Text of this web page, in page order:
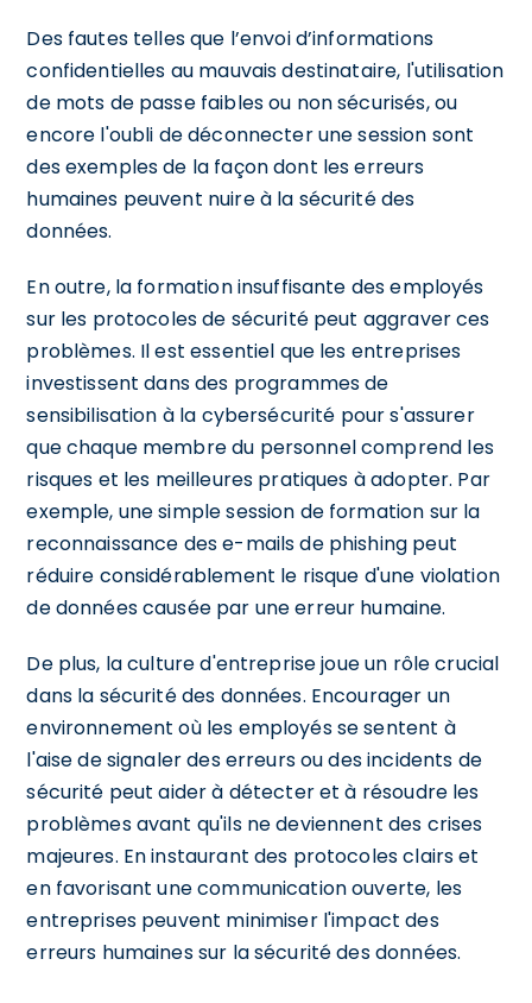
Des fautes telles que l’envoi d’informations
confidentielles au mauvais destinataire, l'utilisation
de mots de passe faibles ou non sécurisés, ou
encore l'oubli de déconnecter une session sont
des exemples de la façon dont les erreurs
humaines peuvent nuire à la sécurité des
données.
En outre, la formation insuffisante des employés
sur les protocoles de sécurité peut aggraver ces
problèmes. Il est essentiel que les entreprises
investissent dans des programmes de
sensibilisation à la cybersécurité pour s'assurer
que chaque membre du personnel comprend les
risques et les meilleures pratiques à adopter. Par
exemple, une simple session de formation sur la
reconnaissance des e-mails de phishing peut
réduire considérablement le risque d'une violation
de données causée par une erreur humaine.
De plus, la culture d'entreprise joue un rôle crucial
dans la sécurité des données. Encourager un
environnement où les employés se sentent à
l'aise de signaler des erreurs ou des incidents de
sécurité peut aider à détecter et à résoudre les
problèmes avant qu'ils ne deviennent des crises
majeures. En instaurant des protocoles clairs et
en favorisant une communication ouverte, les
entreprises peuvent minimiser l'impact des
erreurs humaines sur la sécurité des données.